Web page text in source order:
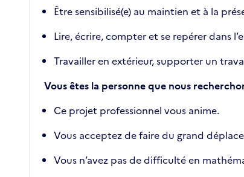
Être sensibilisé(e) au maintien et à la
Lire, écrire, compter et se repérer dans
Travailler en extérieur, supporter un
Vous êtes la personne que nous
Ce projet professionnel vous anime.
Vous acceptez de faire du grand
Vous n’avez pas de difficulté en